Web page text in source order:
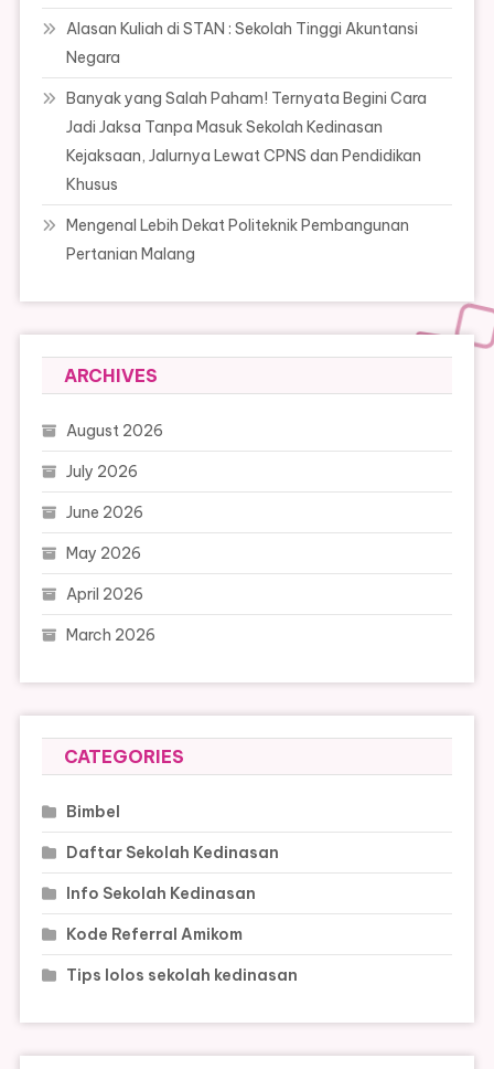
Alasan Kuliah di STAN : Sekolah Tinggi Akuntansi
Negara
Banyak yang Salah Paham! Ternyata Begini Cara
Jadi Jaksa Tanpa Masuk Sekolah Kedinasan
Kejaksaan, Jalurnya Lewat CPNS dan Pendidikan
Khusus
Mengenal Lebih Dekat Politeknik Pembangunan
Pertanian Malang
ARCHIVES
August 2026
July 2026
June 2026
May 2026
April 2026
March 2026
CATEGORIES
Bimbel
Daftar Sekolah Kedinasan
Info Sekolah Kedinasan
Kode Referral Amikom
Tips lolos sekolah kedinasan